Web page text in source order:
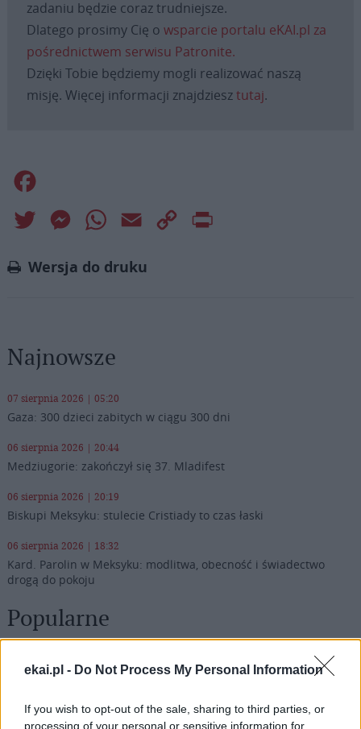
ekai.pl - Do Not Process My Personal Information
If you wish to opt-out of the sale, sharing to third parties, or
processing of your personal or sensitive information for
zadaniu będzie coraz trudniejsze.
Dlatego prosimy Cię o wsparcie portalu eKAI.pl za
pośrednictwem serwisu Patronite.
Dzięki Tobie będziemy mogli realizować naszą
misję. Więcej informacji znajdziesztutaj.
Twitter MessengerWhatsApp
Email
Copy
Wersja do druku
Najnowsze
07 sierpnia 2026 | 05:20
Gaza: 300 dzieci zabitych w ciągu 300 dni
06 sierpnia 2026 | 20:44
Medziugorie: zakończył się 37. Mladifest
06 sierpnia 2026 | 20:19
Biskupi Meksyku: stulecie Cristiady to czas łaski
06 sierpnia 2026 | 18:32
Kard. Parolin w Meksyku: modlitwa, obecność i świadectwo
drogą do pokoju
Popularne